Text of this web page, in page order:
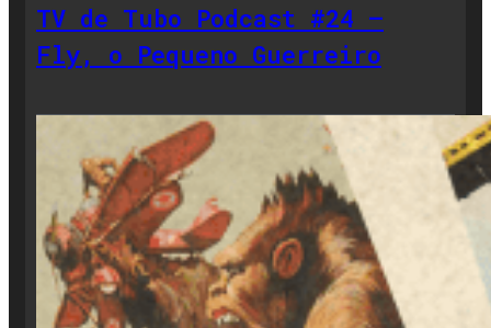
TV de Tubo Podcast #24 –
Fly, o Pequeno Guerreiro